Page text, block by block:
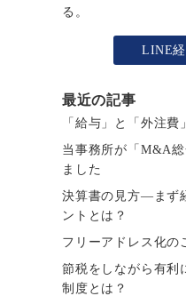
る。
LINE
最近の記事
「給与」と「外注
当事務所が「M&A
ました
決算書の見方―まず
ントとは？
フリーアドレス化の
節税をしながら有利
制度とは？